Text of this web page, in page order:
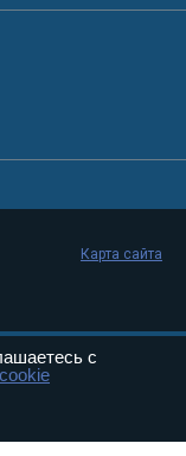
Карта сайта
с